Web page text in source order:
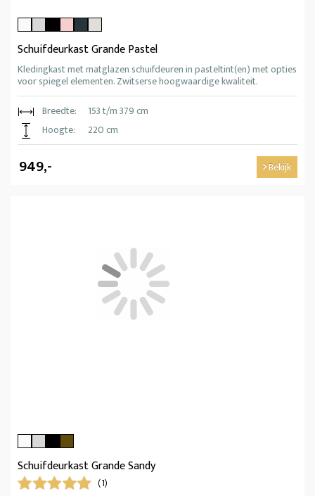
Schuifdeurkast Grande Pastel
Kledingkast met matglazen schuifdeuren in pasteltint(en) met opties
voor spiegel elementen. Zwitserse hoogwaardige kwaliteit.
Breedte:
153 t/m 379 cm
Hoogte:
220 cm
949,- Bekijk
Schuifdeurkast Grande Sandy
(1)